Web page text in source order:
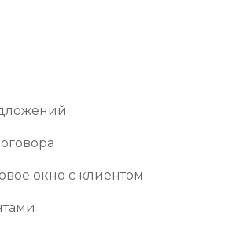
окно с клиентом